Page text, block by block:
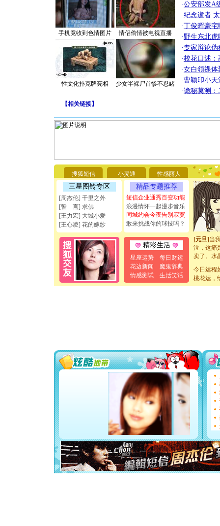
手机竟收到色情图片 情侣偷情被电视直播
性文化扑克牌亮相 少女半裸尸首惨不忍睹
·公安部发A
·纪念逝者
·丁俊晖豪宅
·野生东北虎
·专家辩论伪
·校花口述：
·女白领祼体
·曹颖印小天
·诡秘莫测：
【相关链接】
搜狐短信 小灵通 性感丽人
三星图铃专区
[周杰伦] 千里之外
[誓 言] 求佛
[王力宏] 大城小爱
[王心凌] 花的嫁纱
精品专题推荐
短信企业通秀百变功能
浪漫情怀一起漫步音乐
同城约会今夜告别寂寞
敢来挑战你的球技吗？
精彩生活
星座运势
每日财运
花边新闻
魔鬼辞典
情感测试
生活笑话
[圣诞节]
天都要快
[圣诞节]
如意,快
[元旦]看
断电。爱
你是我专
[元旦]如
起；二是
离。水晶
[元旦] 当
泣，这痛
卖了。水
[春节]
风
颜！冬去
道一声平
[春节]传
天都要快
[圣诞节]
如意,快
[元旦]
看
断电。
你是我
[元旦]
如
起；二
离。水
[元旦]
当
泣，这
卖了。水
[春节]风
颜！冬去
道一声平
今日运程
桃花运，